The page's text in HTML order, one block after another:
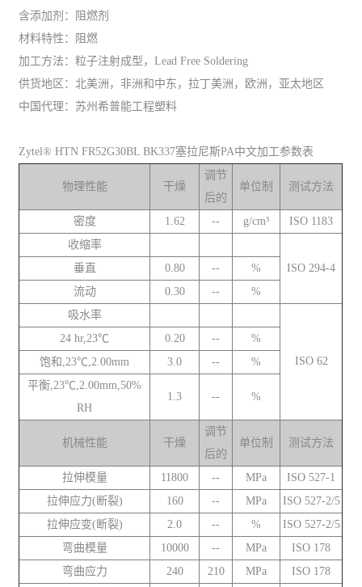
含添加剂：阻燃剂
材料特性：阻燃
加工方法：粒子注射成型，Lead Free Soldering
供货地区：北美洲，非洲和中东，拉丁美洲，欧洲，亚太地区
中国代理：苏州希普能工程塑料
Zytel® HTN FR52G30BL BK337塞拉尼斯PA中文加工参数表
物理性能 干燥
调节
后的
单位制 测试方法
密度 1.62 -- g/cm³
ISO 1183
收缩率
ISO 294-4
垂直 0.80 --
%
流动
0.30 --
%
吸水率
ISO 62
24 hr,23℃ 0.20 --
%
饱和,23℃,2.00mm
3.0 --
%
平衡,23℃,2.00mm,50%
RH
1.3 -- %
机械性能 干燥
调节
后的
单位制 测试方法
拉伸模量 11800 -- MPa
ISO 527-1
拉伸应力(断裂)
160 -- MPa
ISO 527-2/5
拉伸应变(断裂)
2.0 -- %
ISO 527-2/5
弯曲模量
10000 -- MPa
ISO 178
弯曲应力
240 210 MPa ISO 178